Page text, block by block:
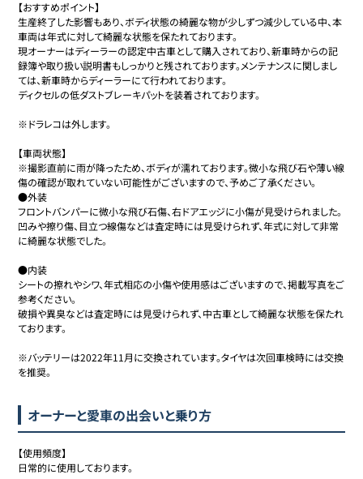
【おすすめポイント】
生産終了した影響もあり、ボディ状態の綺麗な物が少しずつ減少している中、本
車両は年式に対して綺麗な状態を保たれております。
現オーナーはディーラーの認定中古車として購入されており、新車時からの記
録簿や取り扱い説明書もしっかりと残されております。メンテナンスに関しまし
ては、新車時からディーラーにて行われております。
ディクセルの低ダストブレーキパットを装着されております。
※ドラレコは外します。
【車両状態】
※撮影直前に雨が降ったため、ボディが濡れております。微小な飛び石や薄い線
傷の確認が取れていない可能性がございますので、予めご了承ください。
●外装
フロントバンパーに微小な飛び石傷、右ドアエッジに小傷が見受けられました。
凹みや擦り傷、目立つ線傷などは査定時には見受けられず、年式に対して非常
に綺麗な状態でした。
●内装
シートの擦れやシワ、年式相応の小傷や使用感はございますので、掲載写真をご
参考ください。
破損や異臭などは査定時には見受けられず、中古車として綺麗な状態を保たれ
ております。
※バッテリーは2022年11月に交換されています。タイヤは次回車検時には交換
を推奨。
オーナーと愛車の出会いと乗り方
【使用頻度】
日常的に使用しております。